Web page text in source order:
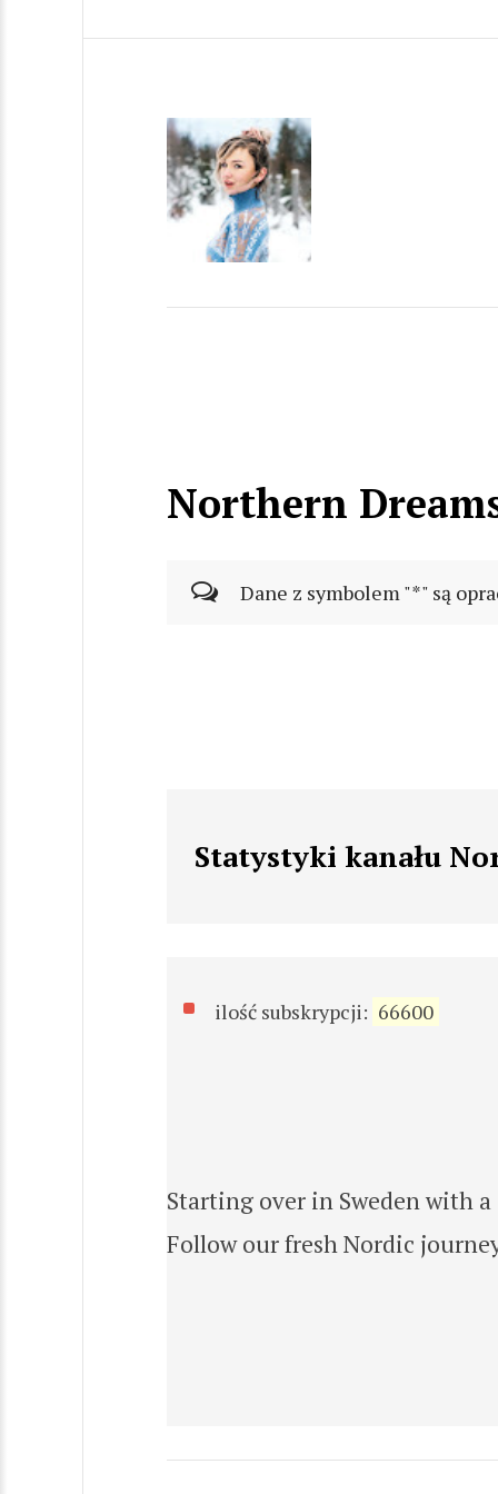
Northern
Dane z symbolem "*" są
Statystyki kanału
ilość subskrypcji: 66600
Starting over in Sweden with
Follow our fresh Nordic